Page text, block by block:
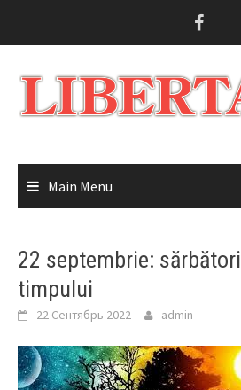
Main Menu
22 septembrie:
timpului
22 Сентябрь 2022 admin